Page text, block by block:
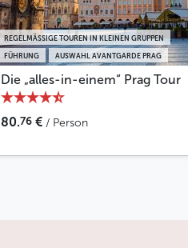
FÜHRUNG AUSWAHL AVANTGARDE PRAG
REGELMÄSSIGE TOUREN IN KLEINEN GRUPPEN
Die „alles-in-einem“ Prag Tour
80.76 € / Person